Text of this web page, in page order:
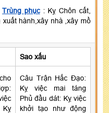
Trùng phục: Kỵ Chôn cất,
hành,xây nhà ,xây mồ
Sao xấu
Câu Trận Hắc Đạo:
Kỵ việc mai táng
Phủ đầu dát: Kỵ việc
khởi tạo như động